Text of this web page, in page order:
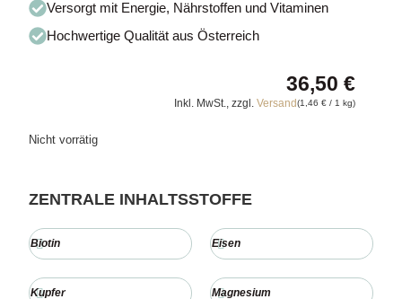
Versorgt mit Energie, Nährstoffen und Vitaminen
Hochwertige Qualität aus Österreich
36,50 €
Inkl. MwSt., zzgl. Versand(1,46 €/ 1 kg)
Nicht vorrätig
ZENTRALE INHALTSSTOFFE
Biotin Eisen
Kupfer Magnesium